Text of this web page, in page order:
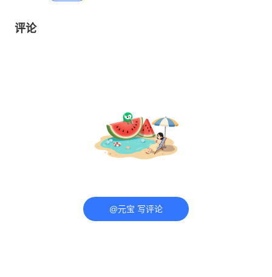
评论
@元宝 写评论